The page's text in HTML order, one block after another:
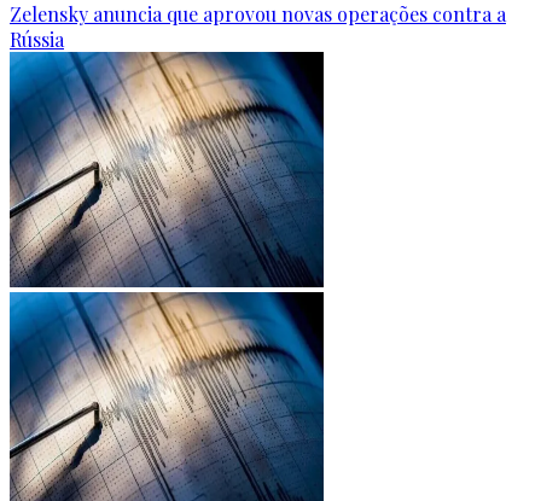
Zelensky anuncia que aprovou novas operações contra a
Rússia